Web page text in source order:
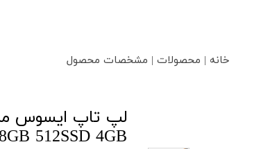
خانه | محصولات | مشخصات محصول
512SSD 4GB